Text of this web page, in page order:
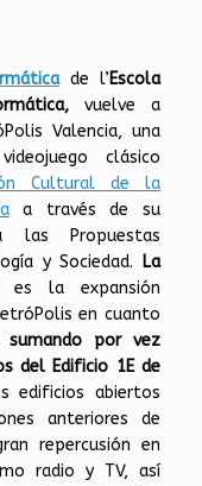
de l’Escola
vuelve a
Valencia, una
clásico
Cultural de la
a través de su
las Propuestas
y Sociedad.
La
la expansión
en cuanto
sumando por vez
del Edificio 1E de
edificios abiertos
anteriores de
repercusión en
radio y TV, así